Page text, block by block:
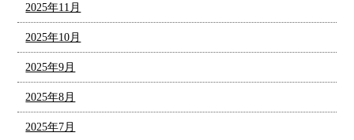
2025年11月
2025年10月
2025年9月
2025年8月
2025年7月